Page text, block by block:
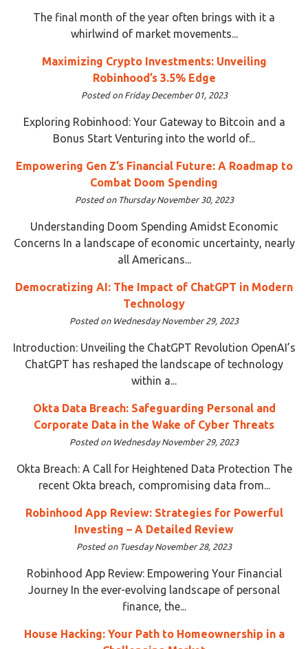
The final month of the year often brings with it a
whirlwind of market movements...
Maximizing Crypto Investments: Unveiling
Robinhood’s 3.5% Edge
Posted on Friday December 01, 2023
Exploring Robinhood: Your Gateway to Bitcoin and a
Bonus Start Venturing into the world of...
Empowering Gen Z’s Financial Future: A Roadmap to
Combat Doom Spending
Posted on Thursday November 30, 2023
Understanding Doom Spending Amidst Economic
Concerns In a landscape of economic uncertainty, nearly
all Americans...
Democratizing AI: The Impact of ChatGPT in Modern
Technology
Posted on Wednesday November 29, 2023
Introduction: Unveiling the ChatGPT Revolution OpenAI’s
ChatGPT has reshaped the landscape of technology
within a...
Okta Data Breach: Safeguarding Personal and
Corporate Data in the Wake of Cyber Threats
Posted on Wednesday November 29, 2023
Okta Breach: A Call for Heightened Data Protection The
recent Okta breach, compromising data from...
Robinhood App Review: Strategies for Powerful
Investing – A Detailed Review
Posted on Tuesday November 28, 2023
Robinhood App Review: Empowering Your Financial
Journey In the ever-evolving landscape of personal
finance, the...
House Hacking: Your Path to Homeownership in a